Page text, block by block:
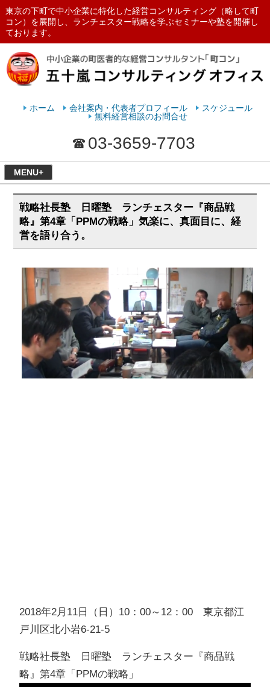
東京の下町で中小企業に特化した経営コンサルティング（略して町
コン）を展開し、ランチェスター戦略を学ぶセミナーや塾を開催し
ております。
ランチェスターの法則を学ぶなら
ホーム 会社案内・代表者プロフィール
スケジュール
無料経営相談のお問合せ
03-3659-7703
MENU+
戦略社長塾 日曜塾 ランチェスター『商品戦
略』第4章「PPMの戦略」気楽に、真面目に、経
営を語り合う。
2018年2月11日（日）10：00～12：00 東京都江
戸川区北小岩6-21-5
戦略社長塾 日曜塾 ランチェスター『商品戦
略』第4章「PPMの戦略」